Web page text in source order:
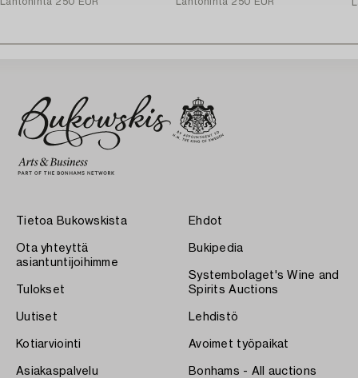
Tietoa Bukowskista
Ota yhteyttä
asiantuntijoihimme
Tulokset
Uutiset
Kotiarviointi
Asiakaspalvelu
Ehdot
Bukipedia
Systembolaget's Wine and
Spirits Auctions
Lehdistö
Avoimet työpaikat
Bonhams - All auctions